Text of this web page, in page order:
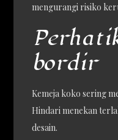
mengurangi risiko
bordir
Kemeja koko sering
Hindari menekan
desain.